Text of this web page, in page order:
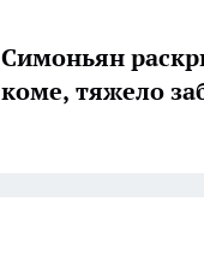
Симоньян
коме, тяжело